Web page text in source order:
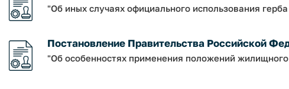
"Об иных случаях официального использования
Постановление Правительства Российской
"Об особенностях применения положений